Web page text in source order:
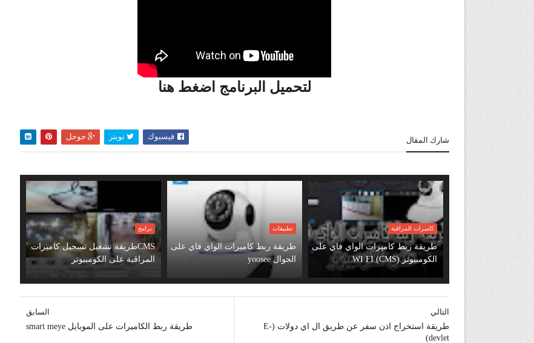
لتحميل البرنامج اضغط هنا
شارك المقال فيسبوك تويتر جوجل
كاميرات المراقبة
طريقة ربط كاميرات الواي فاي على
الكومبيوتر (WI FI (CMS
تطبيقات
طريقة ربط كاميرات الواي فاي على
الجوال yoosee
برامج
CMSطريقة تشغيل تسجيل كاميرات
المراقبة على الكومبيوتر
التالي
طريقة استخراج اذن سفر عن طريق ال اي دولات (E-
devlet)
السابق
طريقة ربط الكاميرات على الموبايل smart meye